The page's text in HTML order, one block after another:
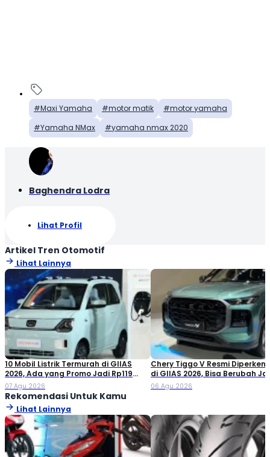
Maxi Yamaha motor matik
motor yamaha
Yamaha NMax
yamaha nmax 2020
Baghendra Lodra
Lihat Profil
Artikel Tren Otomotif
Lihat Lainnya
10 Mobil Listrik Termurah di GIIAS
2026, Ada yang Promo Jadi Rp119
Jutaan!
07 Agu 2026
Chery Tiggo V Resmi
di GIIAS 2026, Bisa Berubah
Double Cabin
06 Agu 2026
Rekomendasi Untuk Kamu
Lihat Lainnya